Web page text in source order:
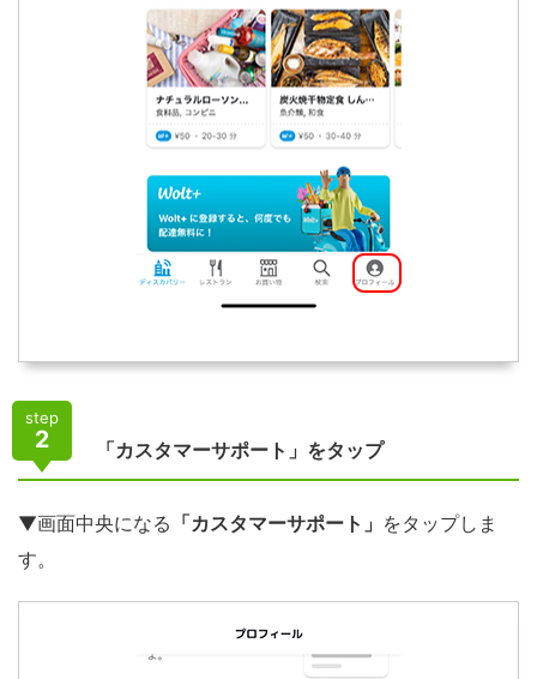
step
2 「カスタマーサポート」をタップ
▼画面中央になる 「カスタマーサポート」 をタップしま
す。